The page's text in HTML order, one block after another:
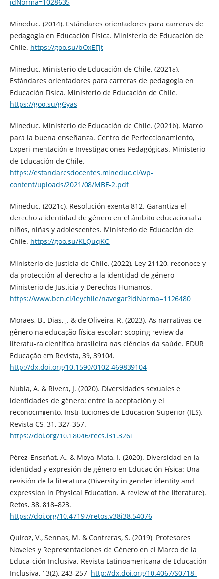
idNorma=1028635
Mineduc. (2014). Estándares orientadores para carreras de
pedagogía en Educación Física. Ministerio de Educación de
Chile. https://goo.su/bOxEFjt
Mineduc. Ministerio de Educación de Chile. (2021a).
Estándares orientadores para carreras de pedagogía en
Educación Física. Ministerio de Educación de Chile.
https://goo.su/gGyas
Mineduc. Ministerio de Educación de Chile. (2021b). Marco
para la buena enseñanza. Centro de Perfeccionamiento,
Experi-mentación e Investigaciones Pedagógicas. Ministerio
de Educación de Chile.
https://estandaresdocentes.mineduc.cl/wp-
content/uploads/2021/08/MBE-2.pdf
Mineduc. (2021c). Resolución exenta 812. Garantiza el
derecho a identidad de género en el ámbito educacional a
niños, niñas y adolescentes. Ministerio de Educación de
Chile. https://goo.su/KLQuqKO
Ministerio de Justicia de Chile. (2022). Ley 21120, reconoce y
da protección al derecho a la identidad de género.
Ministerio de Justicia y Derechos Humanos.
https://www.bcn.cl/leychile/navegar?idNorma=1126480
Moraes, B., Dias, J. & de Oliveira, R. (2023). As narrativas de
gênero na educação física escolar: scoping review da
literatu-ra científica brasileira nas ciências da saúde. EDUR
Educação em Revista, 39, 39104.
http://dx.doi.org/10.1590/0102-469839104
Nubia, A. & Rivera, J. (2020). Diversidades sexuales e
identidades de género: entre la aceptación y el
reconocimiento. Insti-tuciones de Educación Superior (IES).
Revista CS, 31, 327-357.
https://doi.org/10.18046/recs.i31.3261
Pérez-Enseñat, A., & Moya-Mata, I. (2020). Diversidad en la
identidad y expresión de género en Educación Física: Una
revisión de la literatura (Diversity in gender identity and
expression in Physical Education. A review of the literature).
Retos, 38, 818–823.
https://doi.org/10.47197/retos.v38i38.54076
Quiroz, V., Sennas, M. & Contreras, S. (2019). Profesores
Noveles y Representaciones de Género en el Marco de la
Educa-ción Inclusiva. Revista Latinoamericana de Educación
Inclusiva, 13(2), 243-257. http://dx.doi.org/10.4067/S0718-